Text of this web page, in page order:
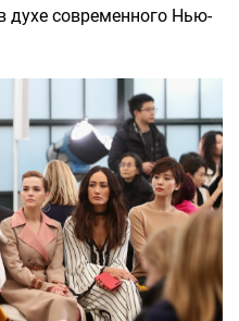
духе современного Нью-